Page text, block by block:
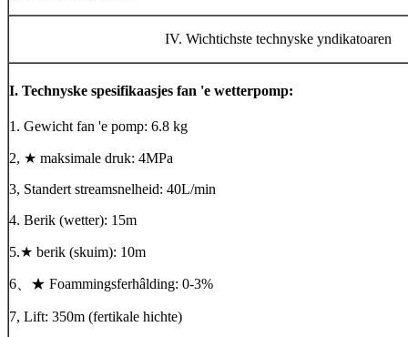
IV. Wichtichste technyske yndikatoaren
I. Technyske spesifikaasjes fan 'e wetterpomp:
1. Gewicht fan 'e pomp: 6.8 kg
2, ★ maksimale druk: 4MPa
3, Standert streamsnelheid: 40L/min
4. Berik (wetter): 15m
5.★ berik (skuim): 10m
6、★ Foammingsferhâlding: 0-3%
7, Lift: 350m (fertikale hichte)